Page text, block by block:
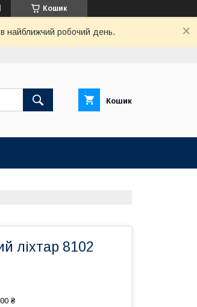
Кошик
найближчий робочий день.
Кошик
ліхтар 8102
₴